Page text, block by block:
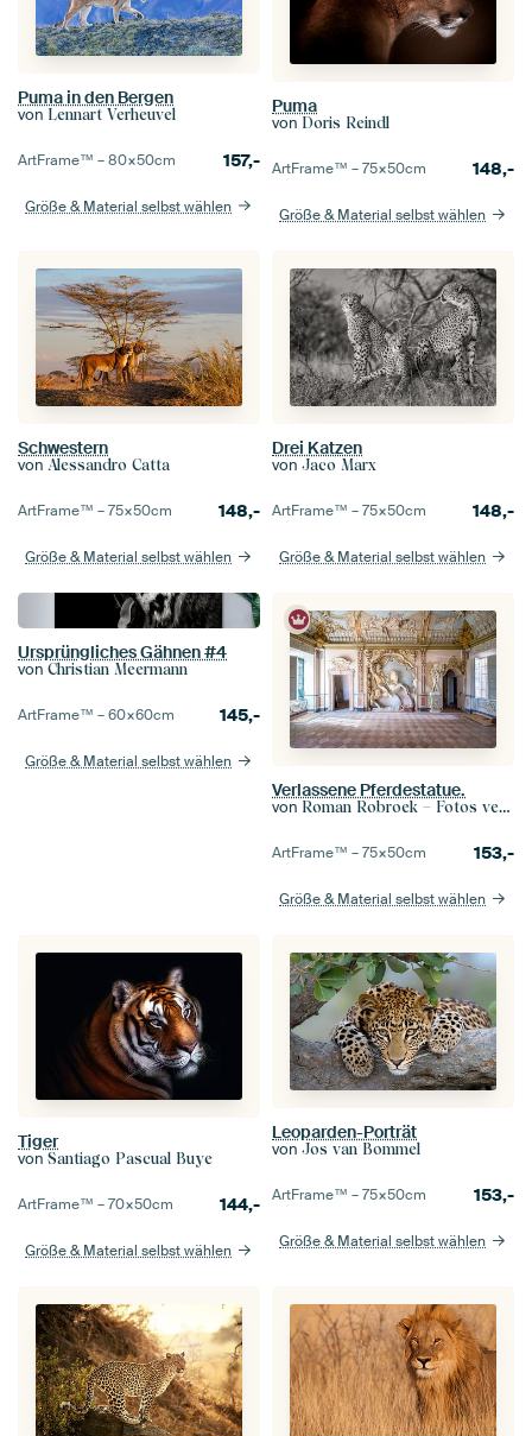
Puma in den Bergen
von Lennart Verheuvel
ArtFrame™ –80×50cm 157,-
Größe & Material selbst wählen
Puma
von Doris Reindl
ArtFrame™ –75×50cm 148,-
Größe & Material selbst wählen
Schwestern
von Alessandro Catta
ArtFrame™ –75×50cm 148,-
Größe & Material selbst wählen
Drei Katzen
von Jaco Marx
ArtFrame™ –75×50cm 148,-
Größe & Material selbst wählen
Ursprüngliches Gähnen #4
von Christian Meermann
ArtFrame™ –60×60cm 145,-
Größe & Material selbst wählen
Verlassene Pferdestatue.
von Roman Robroek – Fotos verlassener Gebäude
ArtFrame™ –75×50cm 153,-
Größe & Material selbst wählen
Tiger
von Santiago Pascual Buye
ArtFrame™ –70×50cm 144,-
Größe & Material selbst wählen
Leoparden-Porträt
von Jos van Bommel
ArtFrame™ –75×50cm 153,-
Größe & Material selbst wählen